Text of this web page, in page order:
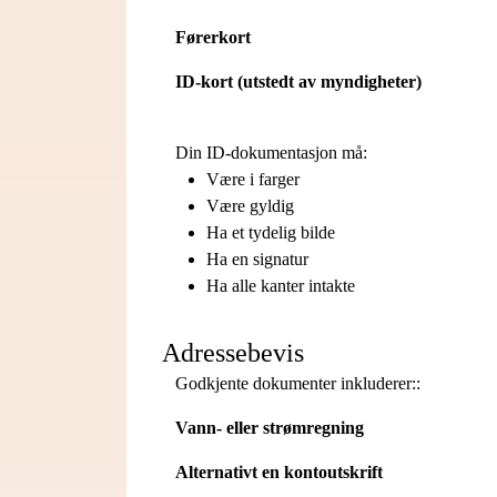
Førerkort
ID-kort (utstedt av myndigheter)
Din ID-dokumentasjon må:
Være i farger
Være gyldig
Ha et tydelig bilde
Ha en signatur
Ha alle kanter intakte
Adressebevis
Godkjente dokumenter inkluderer::
Vann- eller strømregning
Alternativt en kontoutskrift